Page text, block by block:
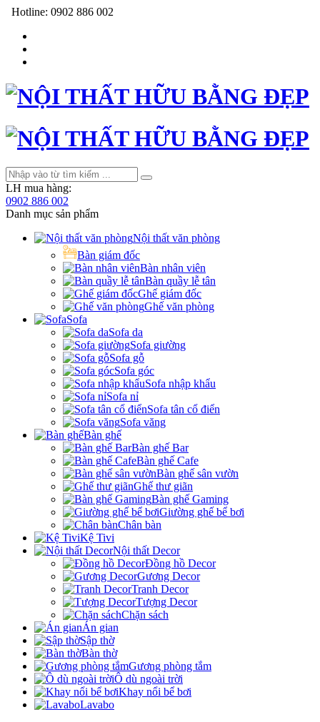
Hotline: 0902 886 002
LH mua hàng:
0902 886 002
Danh mục sản phẩm
Nội thất văn phòng
Bàn giám đốc
Bàn nhân viên
Bàn quầy lễ tân
Ghế giám đốc
Ghế văn phòng
Sofa
Sofa da
Sofa giường
Sofa gỗ
Sofa góc
Sofa nhập khẩu
Sofa nỉ
Sofa tân cổ điển
Sofa văng
Bàn ghế
Bàn ghế Bar
Bàn ghế Cafe
Bàn ghế sân vườn
Ghế thư giãn
Bàn ghế Gaming
Giường ghế bể bơi
Chân bàn
Kệ Tivi
Nội thất Decor
Đồng hồ Decor
Gương Decor
Tranh Decor
Tượng Decor
Chặn sách
Án gian
Sập thờ
Bàn thờ
Gương phòng tắm
Ô dù ngoài trời
Khay nổi bể bơi
Lavabo